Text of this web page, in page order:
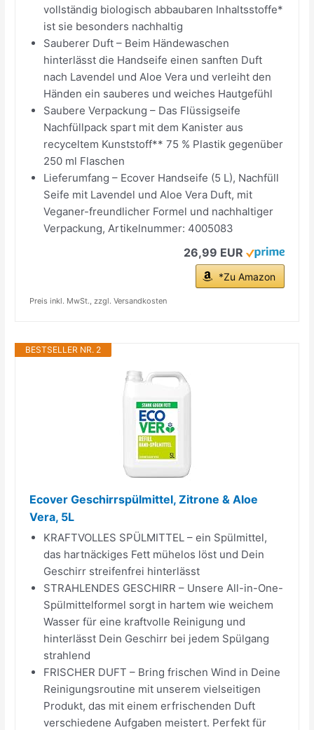
vollständig biologisch abbaubaren Inhaltsstoffe*
ist sie besonders nachhaltig
Sauberer Duft – Beim Händewaschen
hinterlässt die Handseife einen sanften Duft
nach Lavendel und Aloe Vera und verleiht den
Händen ein sauberes und weiches Hautgefühl
Saubere Verpackung – Das Flüssigseife
Nachfüllpack spart mit dem Kanister aus
recyceltem Kunststoff** 75 % Plastik gegenüber
250 ml Flaschen
Lieferumfang – Ecover Handseife (5 L), Nachfüll
Seife mit Lavendel und Aloe Vera Duft, mit
Veganer-freundlicher Formel und nachhaltiger
Verpackung, Artikelnummer: 4005083
26,99 EUR
*Zu Amazon
Preis inkl. MwSt., zzgl. Versandkosten
BESTSELLER NR. 2
Ecover Geschirrspülmittel, Zitrone & Aloe
Vera, 5L
KRAFTVOLLES SPÜLMITTEL – ein Spülmittel,
das hartnäckiges Fett mühelos löst und Dein
Geschirr streifenfrei hinterlässt
STRAHLENDES GESCHIRR – Unsere All-in-One-
Spülmittelformel sorgt in hartem wie weichem
Wasser für eine kraftvolle Reinigung und
hinterlässt Dein Geschirr bei jedem Spülgang
strahlend
FRISCHER DUFT – Bring frischen Wind in Deine
Reinigungsroutine mit unserem vielseitigen
Produkt, das mit einem erfrischenden Duft
verschiedene Aufgaben meistert. Perfekt für